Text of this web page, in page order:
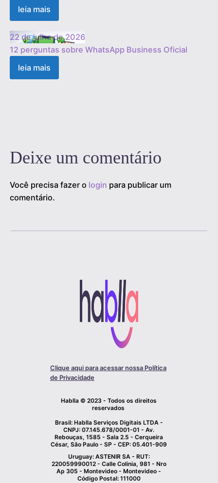
leia mais
22 de julho de 2026
12 perguntas sobre WhatsApp Business Oficial
leia mais
Deixe um comentário
Você precisa fazer o login para publicar um
comentário.
Clique aqui para acessar nossa Política
de Privacidade
Hablla © 2023 - Todos os direitos
reservados
Brasil: Hablla Serviços Digitais LTDA -
CNPJ: 07.145.678/0001-01 - Av.
Rebouças, 1585 - Sala 2.5 - Cerqueira
César, São Paulo - SP - CEP: 05.401-909
Uruguay: ASTENIR SA - RUT:
220059990012 - Calle Colinia, 981 - Nro
Ap 305 - Montevideo - Montevideo -
Código Postal: 111000